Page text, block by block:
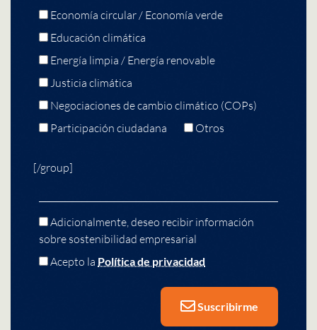
Economía circular / Economía verde
Educación climática
Energía limpia / Energía renovable
Justicia climática
Negociaciones de cambio climático (COPs)
Participación ciudadana
Otros
[/group]
Adicionalmente, deseo recibir información
sobre sostenibilidad empresarial
Acepto la Política de privacidad
Suscribirme